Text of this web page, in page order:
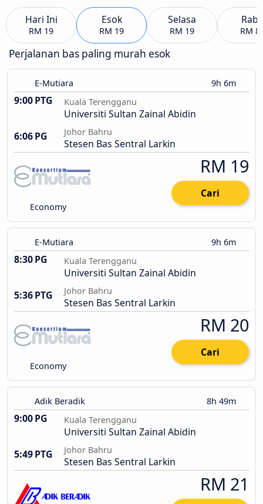
Hari Ini
RM 19
Esok
RM 19
Selasa
RM 19 RM
Perjalanan bas paling murah esok
E-Mutiara 9h 6m
9:00 PTG Kuala Terengganu
Universiti Sultan Zainal Abidin
6:06 PG
Johor Bahru
Stesen Bas Sentral Larkin
Economy
RM 19
Cari
E-Mutiara 9h 6m
8:30 PG Kuala Terengganu
Universiti Sultan Zainal Abidin
5:36 PTG
Johor Bahru
Stesen Bas Sentral Larkin
Economy
RM 20
Cari
Adik Beradik 8h 49m
9:00 PG Kuala Terengganu
Universiti Sultan Zainal Abidin
5:49 PTG
Johor Bahru
Stesen Bas Sentral Larkin
RM 21